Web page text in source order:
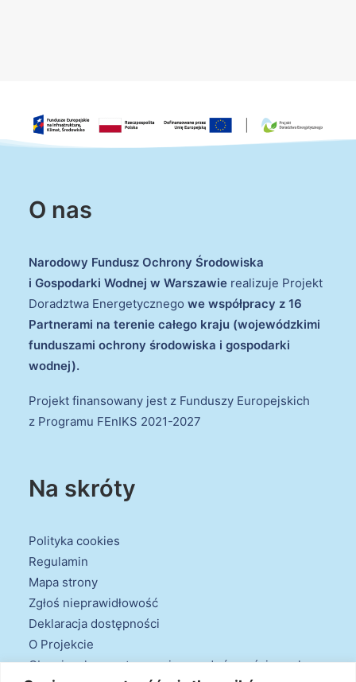
O nas
Narodowy Fundusz Ochrony Środowiska
i Gospodarki Wodnej w Warszawie realizuje Projekt
Doradztwa Energetycznego we współpracy z 16
Partnerami na terenie całego kraju (wojewódzkimi
funduszami ochrony środowiska i gospodarki
wodnej).
Projekt finansowany jest z Funduszy Europejskich
z Programu FEnIKS 2021-2027
Na skróty
Polityka cookies
Regulamin
Mapa strony
Zgłoś nieprawidłowość
Deklaracja dostępności
O Projekcie
Obowiązek przestrzegania zasad równościowych